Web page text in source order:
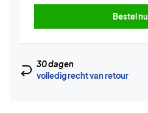
Bestel nu
30 dagen
volledig recht van retour